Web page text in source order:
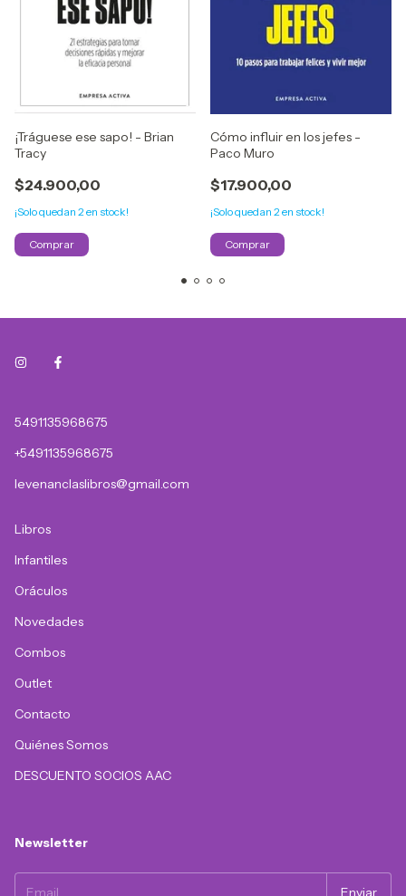
¡Tráguese ese sapo! - Brian
Tracy
$24.900,00
¡Solo quedan 2 en stock!
Cómo influir en los jefes -
Paco Muro
$17.900,00
¡Solo quedan 2en stock!
5491135968675
+5491135968675
levenanclaslibros@gmail.com
Libros
Infantiles
Oráculos
Novedades
Combos
Outlet
Contacto
Quiénes Somos
DESCUENTO SOCIOS AAC
Newsletter